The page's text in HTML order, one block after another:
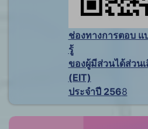
ช่องทางการตอบ แ
รู้
ของผู้มีส่วนได้ส่วน
(EIT)
ประจำปี 2568